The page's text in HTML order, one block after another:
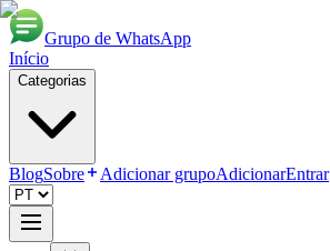
Grupo de WhatsApp
Início
Categorias
BlogSobre Adicionar grupoAdicionarEntrar